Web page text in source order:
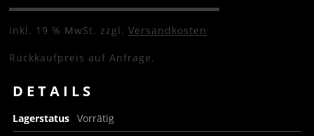
inkl. 19 % MwSt. zzgl. Versandkosten
Rückkaufpreis auf Anfrage.
DETAILS
Lagerstatus Vorrätig